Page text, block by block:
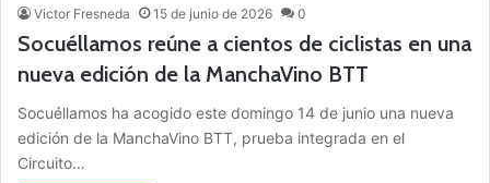
Victor Fresneda 15 de junio de 2026 0
Socuéllamos reúne a cientos de ciclistas en una
nueva edición de la ManchaVino BTT
Socuéllamos ha acogido este domingo 14 de junio una nueva
edición de la ManchaVino BTT, prueba integrada en el
Circuito…